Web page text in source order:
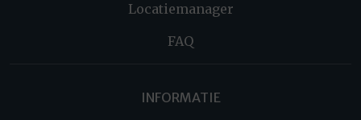
Locatiemanager
FAQ
INFORMATIE